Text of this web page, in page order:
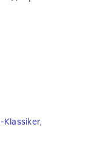
Klassiker,